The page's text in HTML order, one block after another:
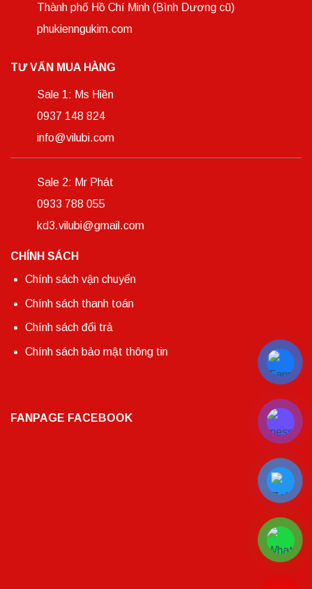
Thành phố Hồ Chí Minh (Bình Dương cũ)
phukienngukim.com
TƯ VẤN MUA HÀNG
Sale 1: Ms Hiền
0937 148 824
info@vilubi.com
Sale 2: Mr Phát
0933 788 055
kd3.vilubi@gmail.com
CHÍNH SÁCH
Chính sách vận chuyển
Chính sách thanh toán
Chính sách đổi trả
Chính sách bảo mật thông tin
FANPAGE FACEBOOK